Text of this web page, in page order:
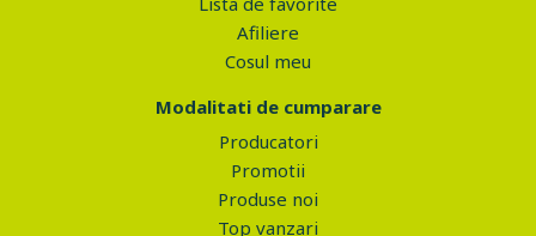
Afiliere
Cosul meu
Modalitati de cumparare
Producatori
Promotii
Produse noi
Top vanzari